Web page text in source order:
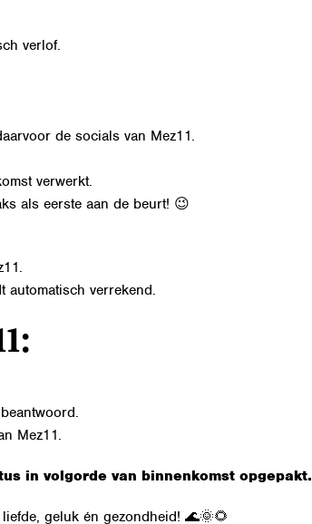
verlof.
de socials van Mez11.
verwerkt.
als eerste aan de beurt! 😉
automatisch verrekend.
Mez11.
in volgorde van binnenkomst opgepakt.
geluk én gezondheid! 🌊🌞🌻